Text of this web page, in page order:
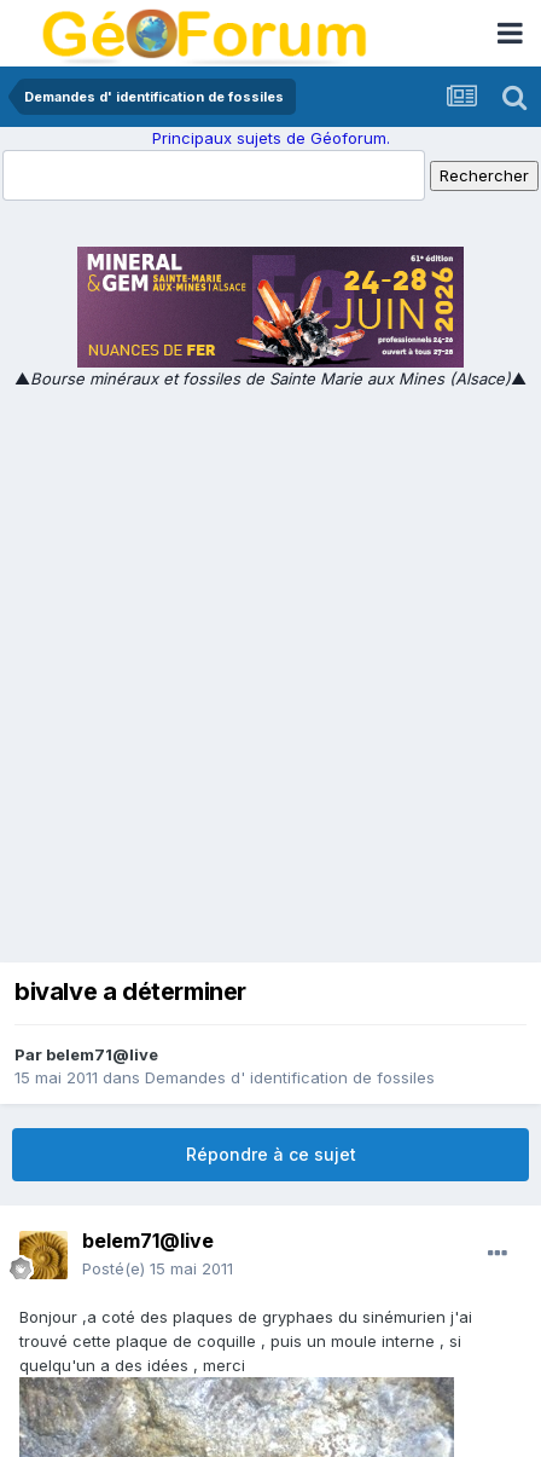
Demandes d' identification de fossiles
Principaux sujets de Géoforum.
▲Bourse minéraux et fossiles de Sainte Marie aux Mines (Alsace)▲
bivalve a déterminer
Par belem71@live
15 mai 2011 dans Demandes d' identification de fossiles
Répondre à ce sujet
belem71@live
Posté(e) 15 mai 2011
Bonjour ,a coté des plaques de gryphaes du sinémurien j'ai
trouvé cette plaque de coquille , puis un moule interne , si
quelqu'un a des idées , merci